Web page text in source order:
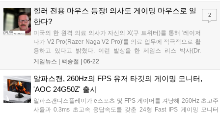
형상화한 미니 다이얼이 돋보이는 디자인을 갖추고 있다. 우측 3시 방향
의 초창기 포켓몬 로고, 그 외에 시계를 둘러싸고 있는 전체적인 빨간색,
파란색, 초록색의 텍스트는 포켓몬스터 게임 시리즈의 초창기를 상징하
는 적, 녹, 청의 색감으로 구성되어 있다....
힐러 전용 마우스 등장! 의사도 게이밍 마우스로 일
한다?
미국의 한 원격 의료 의사가 자신의 X(구 트위터)를 통해 '레이저
나가 V2 Pro(Razer Naga V2 Pro)'를 의료 업무에 적극적으로 활
용하고 있다고 밝혔다. 이런 발상을 한 제임스 리스 박사(Dr.
James Ries)는 응급 진료, 정신 건강, 체중 관리 등 미국 대부분
립자다. 레이저 나가는 측면에만 12개, 도합 19개의 버튼과 듀얼
모드 스크롤 휠로 무장하여 MMORPG 전용 마우스로 알려져 있
는데, 해당 의사는 각 버튼에 매크로 기능을 할당하여 복잡한 의
료 워크플로를 단순화했다고 한다....
게임뉴스 | 백승철 06-22
2
알파스캔, 260Hz의 FPS 유저 타깃의 게이밍 모니터,
'AOC 24G50Z' 출시
알파스캔디스플레이가 e스포츠 및 FPS 게이머를 겨냥해 260Hz 초고주
사율과 0.3ms 초고속 응답속도를 갖춘 24형 Fast IPS 게이밍 모니터